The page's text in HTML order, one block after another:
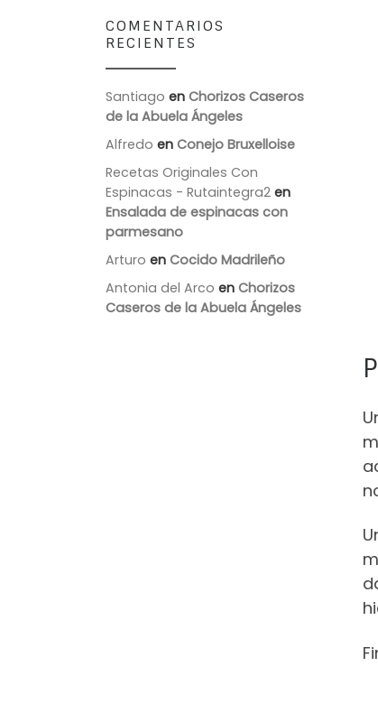
COMENTARIOS
RECIENTES
Santiago en Chorizos Caseros
de la Abuela Ángeles
Alfredo en Conejo Bruxelloise
Recetas Originales Con
Espinacas - Rutaintegra2 en
Ensalada de espinacas con
parmesano
Arturo en Cocido Madrileño
Antonia del Arco en Chorizos
Caseros de la Abuela Ángeles